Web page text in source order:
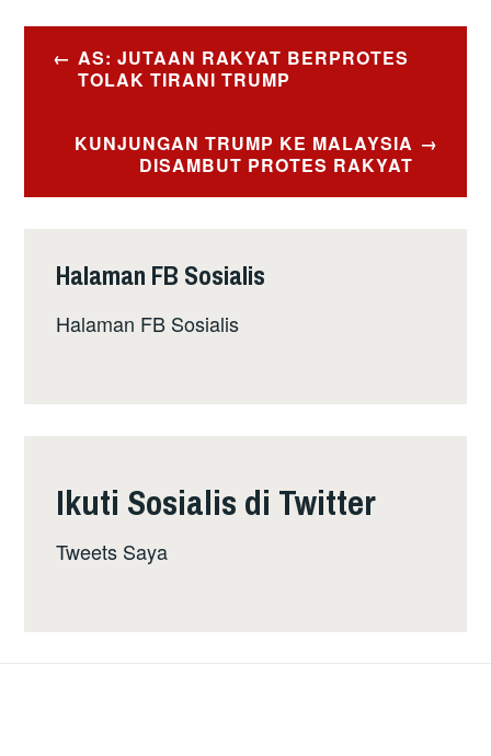
Post
navigation
AS: JUTAAN RAKYAT BERPROTES
TOLAK TIRANI TRUMP
KUNJUNGAN TRUMP KE MALAYSIA
DISAMBUT PROTES RAKYAT
Halaman FB Sosialis
Halaman FB Sosialis
Ikuti Sosialis di Twitter
Tweets Saya